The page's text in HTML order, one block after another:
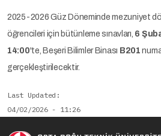
2025-2026 Güz Döneminde mezuniyet
öğrencileri için bütünleme sınavları, 6
14:00'te, Beşeri Bilimler Binası B201
gerçekleştirilecektir.
Last Updated
04/02/2026 - 11:26